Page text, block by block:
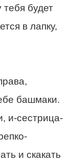
будет
в лапку,
башмаки.
и-сестрица-
и скакать